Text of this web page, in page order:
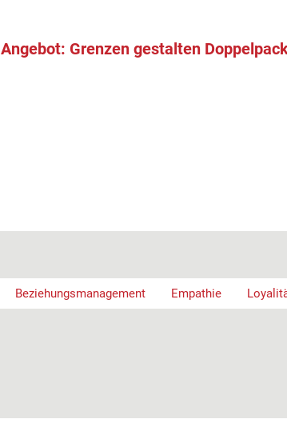
Angebot: Grenzen gestalten
Beziehungsmanagement Empathie